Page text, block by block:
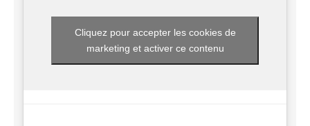
Cliquez pour accepter les cookies de
marketing et activer ce contenu